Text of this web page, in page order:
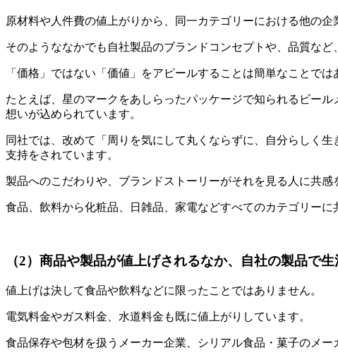
原材料や人件費の値上がりから、同一カテゴリーにおける他の企
そのようななかでも自社製品のブランドコンセプトや、品質な
「価格」ではない「価値」をアピールすることは簡単なことで
たとえば、星のマークをあしらったパッケージで知られるビー
想いが込められています。
同社では、改めて「周りを気にして丸くならずに、自分らしく
支持をされています。
製品へのこだわりや、ブランドストーリーがそれを見る人に共感
食品、飲料から化粧品、日雑品、家電などすべてのカテゴリーに
（2）商品や製品が値上げされるなか、自社の製品で
値上げは決して食品や飲料などに限ったことではありません。
電気料金やガス料金、水道料金も既に値上がりしています。
食品保存や包材を扱うメーカー企業、シリアル食品・菓子のメ